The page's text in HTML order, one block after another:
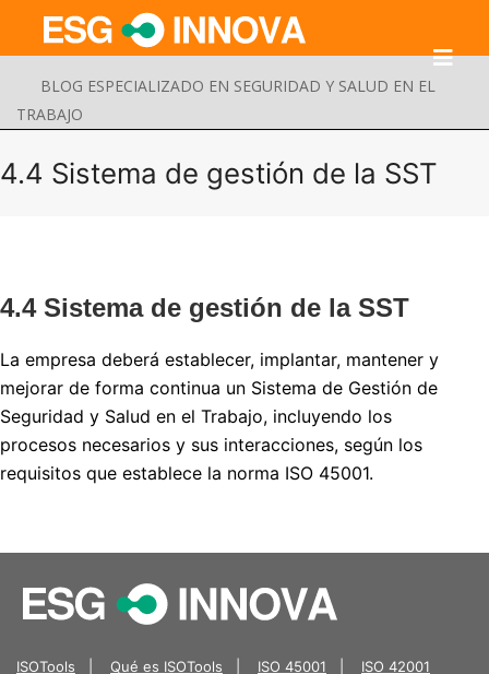
BLOG ESPECIALIZADO EN SEGURIDAD Y SALUD EN EL
TRABAJO
Buscar Enviar
4.4 Sistema de gestión de la SST
4.4 Sistema de gestión de la SST
La empresa deberá establecer, implantar, mantener y
mejorar de forma continua un Sistema de Gestión de
Seguridad y Salud en el Trabajo, incluyendo los
procesos necesarios y sus interacciones, según los
requisitos que establece la norma ISO 45001.
ISOTools Qué es ISOTools ISO 45001
ISO 42001